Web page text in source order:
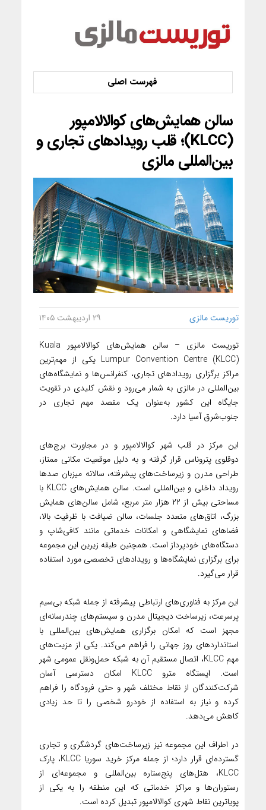
سالن همایش‌های کوالالامپور
(KLCC)؛ قلب رویدادهای تجاری و
بین‌المللی مالزی
توریست مالزی ۲۹ اردیبهشت ۱۴۰۵
توریست مالزی – سالن همایش‌های کوالالامپور Kuala
Lumpur Convention Centre (KLCC) یکی از مهم‌ترین
مراکز برگزاری رویدادهای تجاری، کنفرانس‌ها و نمایشگاه‌های
بین‌المللی در مالزی به شمار می‌رود و نقش کلیدی در تقویت
جایگاه این کشور به‌عنوان یک مقصد مهم تجاری در
جنوب‌شرق آسیا دارد.
این مرکز در قلب شهر کوالالامپور و در مجاورت برج‌های
دوقلوی پتروناس قرار گرفته و به دلیل موقعیت مکانی ممتاز،
طراحی مدرن و زیرساخت‌های پیشرفته، سالانه میزبان صدها
رویداد داخلی و بین‌المللی است. سالن همایش‌های KLCC با
مساحتی بیش از ۲۲ هزار متر مربع، شامل سالن‌های همایش
بزرگ، اتاق‌های متعدد جلسات، سالن ضیافت با ظرفیت بالا،
فضاهای نمایشگاهی و امکانات خدماتی مانند کافی‌شاپ و
دستگاه‌های خودپرداز است. همچنین طبقه زیرین این مجموعه
برای برگزاری نمایشگاه‌ها و رویدادهای تخصصی مورد استفاده
قرار می‌گیرد.
این مرکز به فناوری‌های ارتباطی پیشرفته از جمله شبکه بی‌سیم
پرسرعت، زیرساخت دیجیتال مدرن و سیستم‌های چندرسانه‌ای
مجهز است که امکان برگزاری همایش‌های بین‌المللی با
استانداردهای روز جهانی را فراهم می‌کند. یکی از مزیت‌های
مهم KLCC، اتصال مستقیم آن به شبکه حمل‌ونقل عمومی شهر
است. ایستگاه مترو KLCC امکان دسترسی آسان
شرکت‌کنندگان از نقاط مختلف شهر و حتی فرودگاه را فراهم
کرده و نیاز به استفاده از خودرو شخصی را تا حد زیادی
کاهش می‌دهد.
در اطراف این مجموعه نیز زیرساخت‌های گردشگری و تجاری
گسترده‌ای قرار دارد؛ از جمله مرکز خرید سوریا KLCC، پارک
KLCC، هتل‌های پنج‌ستاره بین‌المللی و مجموعه‌ای از
رستوران‌ها و مراکز خدماتی که این منطقه را به یکی از
پویاترین نقاط شهری کوالالامپور تبدیل کرده است.